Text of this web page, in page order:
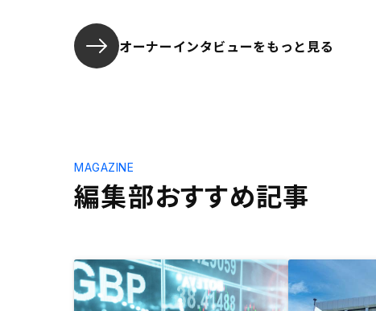
オーナーインタビューをもっと見る
編集部おすすめ記事
MAGAZINE